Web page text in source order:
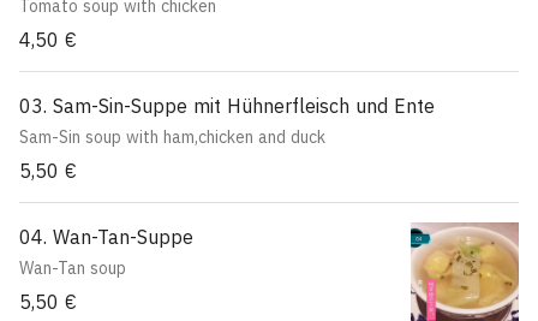
Tomato soup with chicken
4,50 €
03. Sam-Sin-Suppe mit Hühnerfleisch und Ente
Sam-Sin soup with ham,chicken and duck
5,50 €
04. Wan-Tan-Suppe
Wan-Tan soup
5,50 €